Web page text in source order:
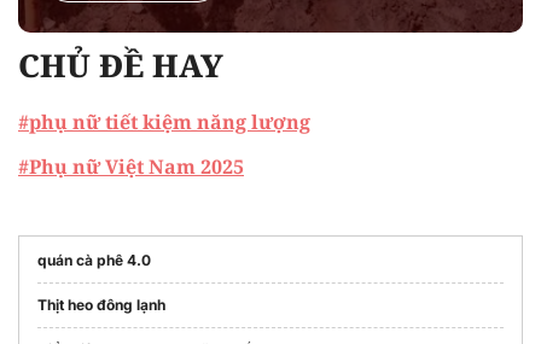
CHỦ ĐỀ HAY
#phụ nữ tiết kiệm năng lượng
#Phụ nữ Việt Nam 2025
quán cà phê 4.0
Thịt heo đông lạnh